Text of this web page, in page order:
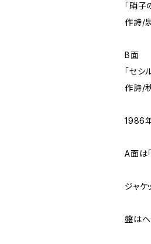
「硝子
作詩/
B面
「セシ
作詩/
1986
A面は
ジャケ
盤はヘ